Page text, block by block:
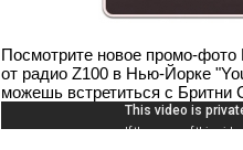
Посмотрите новое промо-фото
от радио Z100 в Нью-Йорке
можешь встретиться с Бритни